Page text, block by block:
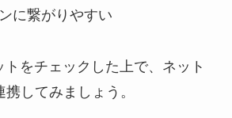
に繋がりやすい
をチェックした上で、ネット
してみましょう。